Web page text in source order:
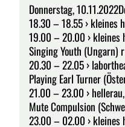
Donnerstag,
18.30 – 18.55 › kleines
19.00 – 20.00 › kleines
Singing Youth (Ungarn)
20.30 – 22.05 ›
Playing Earl Turner
21.00 – 23.00 ›
Mute Compulsion
23.00 – 02.00 › kleines